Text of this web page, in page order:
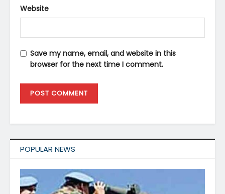
Website
Save my name, email, and website in this
browser for the next time I comment.
POPULAR NEWS